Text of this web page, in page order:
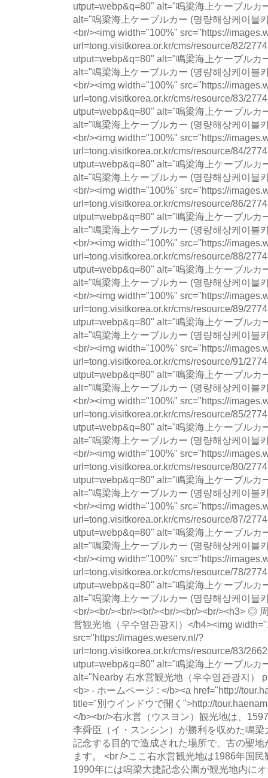
utput=webp&q=80" alt="鳴梁海上ケーブルカ
alt="鳴梁海上ケーブルカー (명량해상케이블
<br/><img width="100%" src="https://
url=tong.visitkorea.or.kr/cms/resource/82/
utput=webp&q=80" alt="鳴梁海上ケーブルカ
alt="鳴梁海上ケーブルカー (명량해상케이블
<br/><img width="100%" src="https://
url=tong.visitkorea.or.kr/cms/resource/83/
utput=webp&q=80" alt="鳴梁海上ケーブルカ
alt="鳴梁海上ケーブルカー (명량해상케이블
<br/><img width="100%" src="https://
url=tong.visitkorea.or.kr/cms/resource/84/
utput=webp&q=80" alt="鳴梁海上ケーブルカ
alt="鳴梁海上ケーブルカー (명량해상케이블
<br/><img width="100%" src="https://
url=tong.visitkorea.or.kr/cms/resource/86/
utput=webp&q=80" alt="鳴梁海上ケーブルカ
alt="鳴梁海上ケーブルカー (명량해상케이블
<br/><img width="100%" src="https://
url=tong.visitkorea.or.kr/cms/resource/88/
utput=webp&q=80" alt="鳴梁海上ケーブルカ
alt="鳴梁海上ケーブルカー (명량해상케이블
<br/><img width="100%" src="https://
url=tong.visitkorea.or.kr/cms/resource/89/
utput=webp&q=80" alt="鳴梁海上ケーブルカ
alt="鳴梁海上ケーブルカー (명량해상케이블
<br/><img width="100%" src="https://
url=tong.visitkorea.or.kr/cms/resource/91/
utput=webp&q=80" alt="鳴梁海上ケーブルカ
alt="鳴梁海上ケーブルカー (명량해상케이블
<br/><img width="100%" src="https://
url=tong.visitkorea.or.kr/cms/resource/85/
utput=webp&q=80" alt="鳴梁海上ケーブルカ
alt="鳴梁海上ケーブルカー (명량해상케이블
<br/><img width="100%" src="https://
url=tong.visitkorea.or.kr/cms/resource/80/
utput=webp&q=80" alt="鳴梁海上ケーブルカ
alt="鳴梁海上ケーブルカー (명량해상케이블
<br/><img width="100%" src="https://
url=tong.visitkorea.or.kr/cms/resource/87/
utput=webp&q=80" alt="鳴梁海上ケーブルカ
alt="鳴梁海上ケーブルカー (명량해상케이블
<br/><img width="100%" src="https://
url=tong.visitkorea.or.kr/cms/resource/78/
utput=webp&q=80" alt="鳴梁海上ケーブルカ
alt="鳴梁海上ケーブルカー (명량해상케이블
<br/><br/><br/><br/><br/><br/><br/><h3> ◎
営観光地（우수영관광지）</h4><img
src="https://images.weserv.nl/?
url=tong.visitkorea.or.kr/cms/resource/83/
utput=webp&q=80" alt="鳴梁海上ケーブルカ
alt="Nearby 右水営観光地（우수영관광지）
<b> - ホームページ : </b><a href="http://
title="別ウインドウで開く">http://
</b><br/>右水営（ウスヨン）観光地は、
李舜臣（イ・スンシン）が勝利を収めた鳴
記念する目的で造成された場所で、古の聖
ます。 <br />ここ右水営観光地は1986年国
1990年には鳴梁大捷記念公園が観光地内に